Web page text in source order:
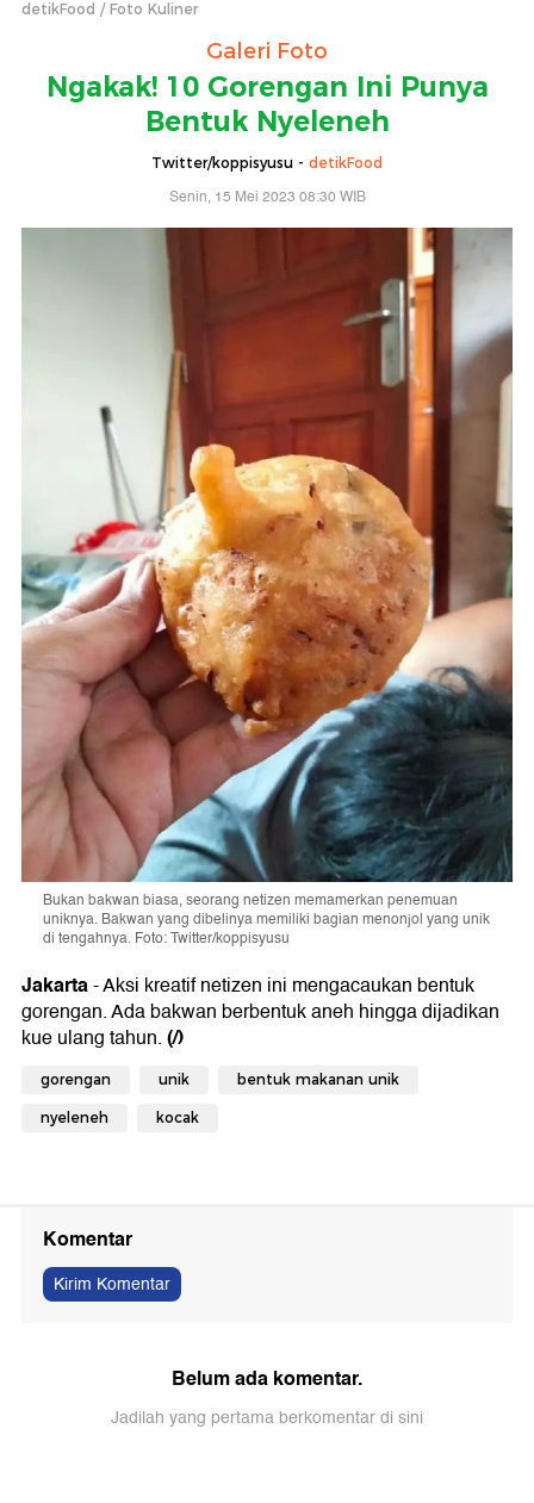
detikFood Foto Kuliner
Galeri Foto
Ngakak! 10 Gorengan Ini Punya
Bentuk Nyeleneh
Twitter/koppisyusu - detikFood
Senin, 15 Mei 2023 08:30 WIB
Bukan bakwan biasa, seorang netizen memamerkan penemuan
uniknya. Bakwan yang dibelinya memiliki bagian menonjol yang unik
di tengahnya. Foto: Twitter/koppisyusu
Jakarta- Aksi kreatif netizen ini mengacaukan bentuk
gorengan. Ada bakwan berbentuk aneh hingga dijadikan
kue ulang tahun.(/)
gorengan unik bentuk makanan unik
nyeleneh kocak
Komentar
Kirim Komentar
Belum ada komentar.
Jadilah yang pertama berkomentar di sini